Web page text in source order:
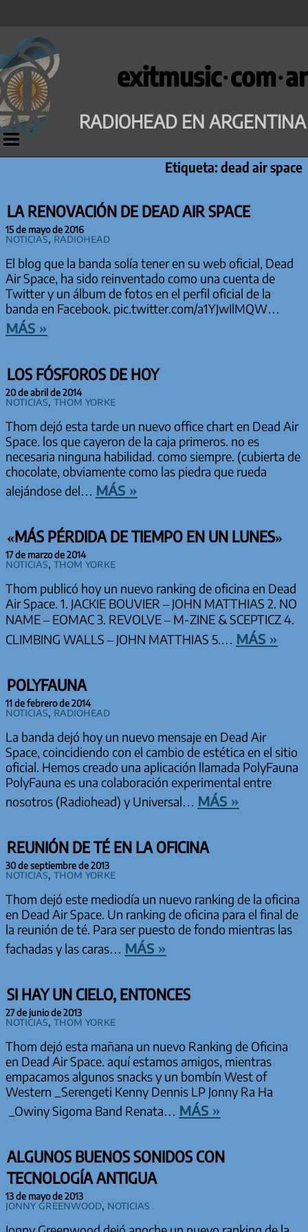
Saltar
al
contenido
exitmusic·com·ar
RADIOHEAD EN ARGENTINA
Etiqueta:dead air space
LA RENOVACIÓN DE DEAD AIR SPACE
15 de mayo de 2016
Noticias, Radiohead
El blog que la banda solía tener en su web oficial, Dead
Air Space, ha sido reinventado como una cuenta de
Twitter y un álbum de fotos en el perfil oficial de la
banda en Facebook. pic.twitter.com/a1YJwIlMQW…
más »
LOS FÓSFOROS DE HOY
20 de abril de 2014
Noticias, Thom Yorke
Thom dejó esta tarde un nuevo office chart en Dead Air
Space. los que cayeron de la caja primeros. no es
necesaria ninguna habilidad. como siempre. (cubierta de
chocolate, obviamente como las piedra que rueda
alejándose del… más »
«MÁS PÉRDIDA DE TIEMPO EN UN LUNES»
17 de marzo de 2014
Noticias, Thom Yorke
Thom publicó hoy un nuevo ranking de oficina en Dead
Air Space. 1. JACKIE BOUVIER – JOHN MATTHIAS 2. NO
NAME – EOMAC 3. REVOLVE – M-ZINE & SCEPTICZ 4.
CLIMBING WALLS – JOHN MATTHIAS 5.… más »
POLYFAUNA
11 de febrero de 2014
Noticias, Radiohead
La banda dejó hoy un nuevo mensaje en Dead Air
Space, coincidiendo con el cambio de estética en el sitio
oficial. Hemos creado una aplicación llamada PolyFauna
PolyFauna es una colaboración experimental entre
nosotros (Radiohead) y Universal… más »
REUNIÓN DE TÉ EN LA OFICINA
30 de septiembre de 2013
Noticias, Thom Yorke
Thom dejó este mediodía un nuevo ranking de la oficina
en Dead Air Space. Un ranking de oficina para el final de
la reunión de té. Para ser puesto de fondo mientras las
fachadas y las caras… más »
SI HAY UN CIELO, ENTONCES
27 de junio de 2013
Noticias, Thom Yorke
Thom dejó esta mañana un nuevo Ranking de Oficina
en Dead Air Space. aquí estamos amigos, mientras
empacamos algunos snacks y un bombín West of
Western _Serengeti Kenny Dennis LP Jonny Ra Ha
_Owiny Sigoma Band Renata… más »
ALGUNOS BUENOS SONIDOS CON
TECNOLOGÍA ANTIGUA
13 de mayo de 2013
Jonny Greenwood, Noticias